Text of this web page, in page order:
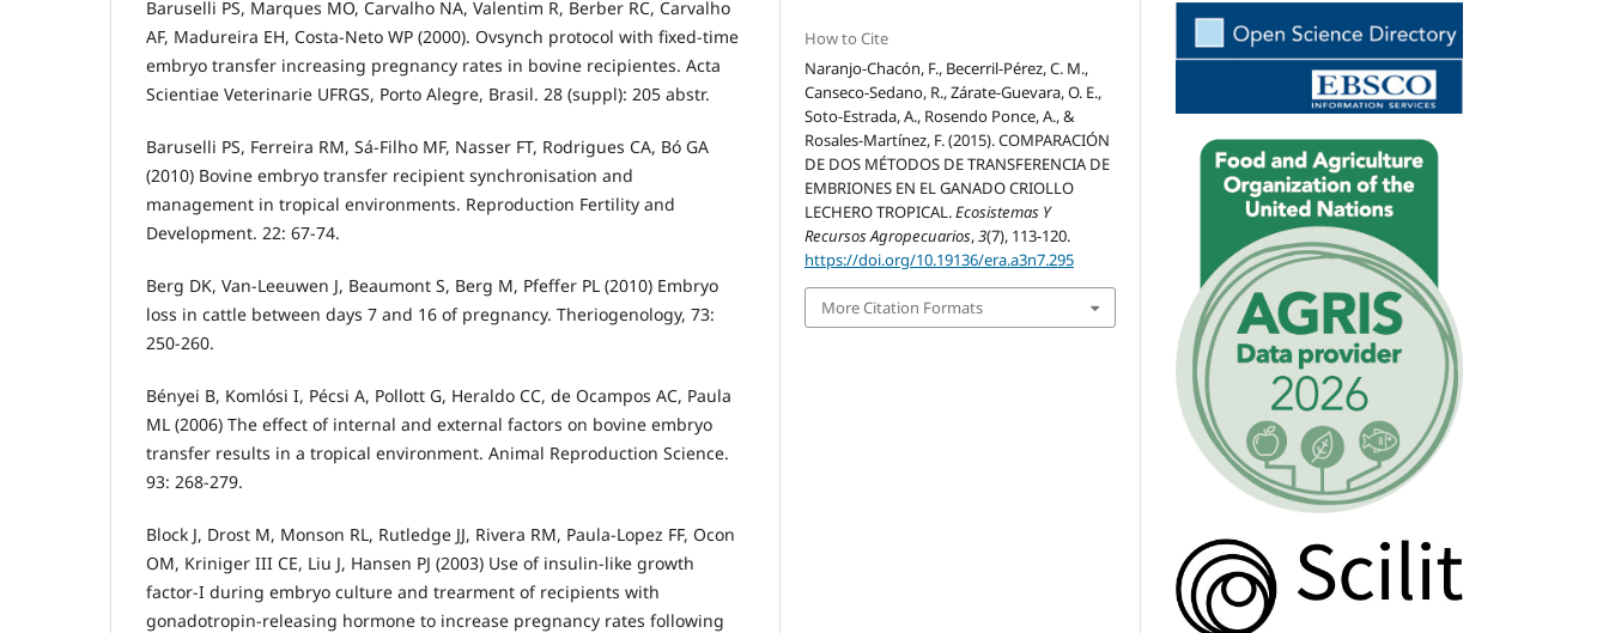
Baruselli PS, Marques MO, Carvalho NA, Valentim R, Berber RC, Carvalho
AF, Madureira EH, Costa-Neto WP (2000). Ovsynch protocol with fixed-time
embryo transfer increasing pregnancy rates in bovine recipientes. Acta
Scientiae Veterinarie UFRGS, Porto Alegre, Brasil. 28 (suppl): 205 abstr.
Baruselli PS, Ferreira RM, Sá-Filho MF, Nasser FT, Rodrigues CA, Bó GA
(2010) Bovine embryo transfer recipient synchronisation and
management in tropical environments. Reproduction Fertility and
Development. 22: 67-74.
Berg DK, Van-Leeuwen J, Beaumont S, Berg M, Pfeffer PL (2010) Embryo
loss in cattle between days 7 and 16 of pregnancy. Theriogenology, 73:
250-260.
Bényei B, Komlósi I, Pécsi A, Pollott G, Heraldo CC, de Ocampos AC, Paula
ML (2006) The effect of internal and external factors on bovine embryo
transfer results in a tropical environment. Animal Reproduction Science.
93: 268-279.
Block J, Drost M, Monson RL, Rutledge JJ, Rivera RM, Paula-Lopez FF, Ocon
OM, Kriniger III CE, Liu J, Hansen PJ (2003) Use of insulin-like growth
factor-I during embryo culture and trearment of recipients with
gonadotropin-releasing hormone to increase pregnancy rates following
How to Cite
Naranjo-Chacón, F., Becerril-Pérez, C. M.,
Canseco-Sedano, R., Zárate-Guevara, O. E.,
Soto-Estrada, A., Rosendo Ponce, A., &
Rosales-Martínez, F. (2015). COMPARACIÓN
DE DOS MÉTODOS DE TRANSFERENCIA DE
EMBRIONES EN EL GANADO CRIOLLO
LECHERO TROPICAL.Ecosistemas Y
Recursos Agropecuarios,3(7), 113-120.
https://doi.org/10.19136/era.a3n7.295
More Citation Formats